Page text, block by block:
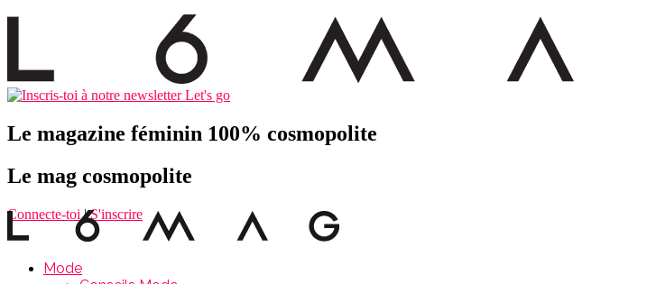
Let's go
Le magazine féminin 100% cosmopolite
Le mag cosmopolite
Connecte-toi|S'inscrire
Mode